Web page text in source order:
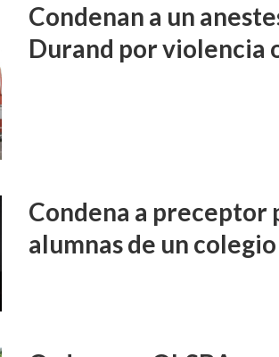
Condenan a un
Durand por violencia
Condena a preceptor
alumnas de un colegio